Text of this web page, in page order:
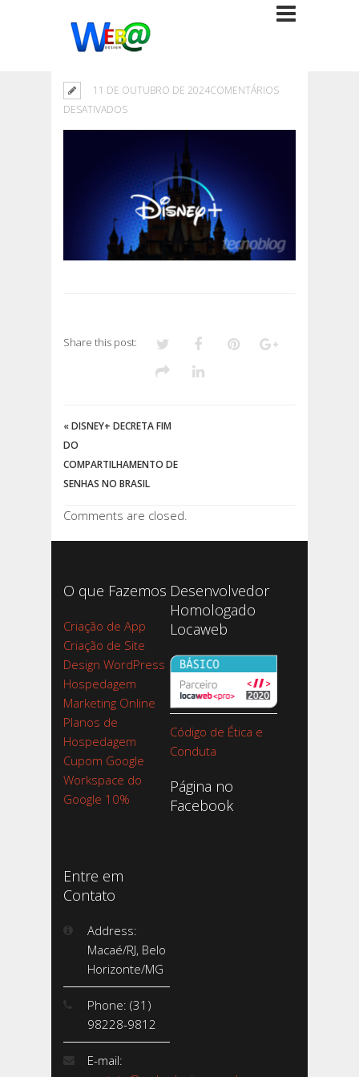
11 DE OUTUBRO DE 2024COMENTÁRIOS
DESATIVADOSEM
Share this post:
«DISNEY+ DECRETA FIM
DO
COMPARTILHAMENTO DE
SENHAS NO BRASIL
Comments are closed.
O que Fazemos
Criação de App
Criação de Site
Design WordPress
Hospedagem
Marketing Online
Planos de
Hospedagem
Cupom Google
Workspace do
Google 10%
Desenvolvedor
Homologado
Locaweb
Código de Ética e
Conduta
Página no
Facebook
Entre em
Contato
Address:
Macaé/RJ, Belo
Horizonte/MG
Phone: (31)
98228-9812
E-mail: